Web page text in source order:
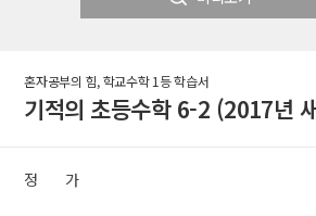
혼자공부의 힘, 학교수학 1등 학습서
기적의 초등수학 6-2 (2017년
정 가